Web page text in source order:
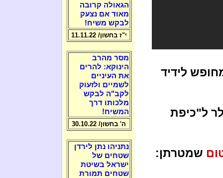
כיום פרעה דגם 2015 מחופש לידיד
מיליון דולר ל"כיפת
שמטרתן:
הגאולה קרובה
מאוד אם נצעק
לבקש משיח!
י"ז בחשון/ 11.11.22
מסר מהרב
הינוקא: להרים
את העיניים
לשמיים ולזעוק
לקב"ה לבקש
מלכותו דרך
המשיח!
ה' בחשון/ 30.10.22
נתניהו נתן לירדן
שטחים של
ישראל בשיטת
שטחים תמורת